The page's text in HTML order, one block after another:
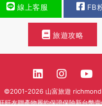
線上客服 FB
旅遊攻略
©2001-2026 山富旅遊
旺友聯產物履約保證保險新台幣